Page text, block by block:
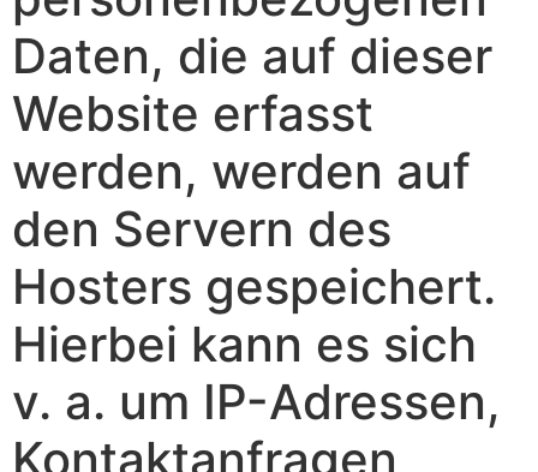
Daten, die auf dieser
Website erfasst
werden, werden auf
den Servern des
Hosters gespeichert.
Hierbei kann es sich
v. a. um IP-Adressen,
Kontaktanfragen,